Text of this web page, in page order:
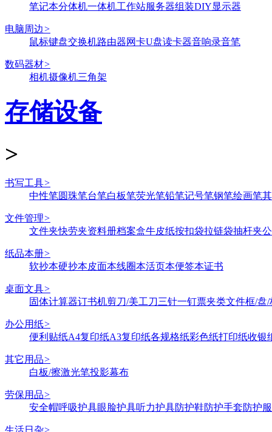
笔记本分体机一体机工作站服务器组装DIY显示器
电脑周边>
鼠标键盘交换机路由器网卡U盘读卡器音响录音笔
数码器材>
相机摄像机三角架
存储设备
>
书写工具>
中性笔圆珠笔台笔白板笔荧光笔铅笔记号笔钢笔绘画笔
文件管理>
文件夹快劳夹资料册档案盒牛皮纸按扣袋拉链袋抽杆夹
纸品本册>
软抄本硬抄本皮面本线圈本活页本便签本证书
桌面文具>
固体计算器订书机剪刀/美工刀三针一钉票夹类文件框/盘/
办公用纸>
便利贴纸A4复印纸A3复印纸各规格纸彩色纸打印纸收银
其它用品>
白板/擦激光笔投影幕布
劳保用品>
安全帽呼吸护具眼脸护具听力护具防护鞋防护手套防护服
生活日杂>